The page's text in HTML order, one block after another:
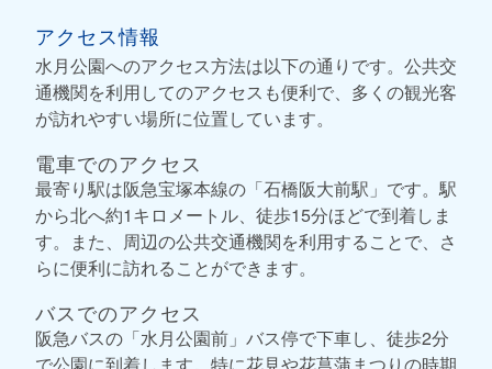
アクセス情報
水月公園へのアクセス方法は以下の通りです。公共交
通機関を利用してのアクセスも便利で、多くの観光客
が訪れやすい場所に位置しています。
電車でのアクセス
最寄り駅は阪急宝塚本線の「石橋阪大前駅」です。駅
から北へ約1キロメートル、徒歩15分ほどで到着しま
す。また、周辺の公共交通機関を利用することで、さ
らに便利に訪れることができます。
バスでのアクセス
阪急バスの「水月公園前」バス停で下車し、徒歩2分
で公園に到着します。特に花見や花菖蒲まつりの時期